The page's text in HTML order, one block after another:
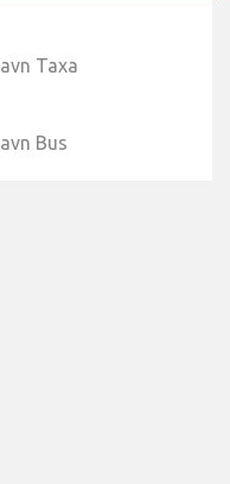
Taxa
Bus